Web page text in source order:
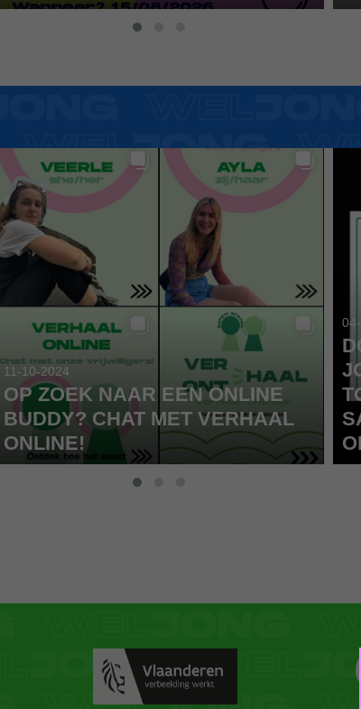
11-10-2024
OP ZOEK NAAR EEN ONLINE
BUDDY? CHAT MET VERHAAL
ONLINE!